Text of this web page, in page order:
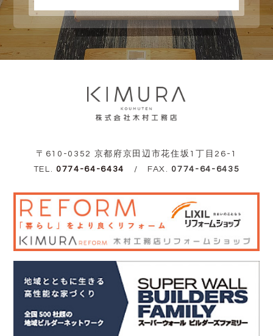
〒610-0352 京都府京田辺市花住坂1丁目26-1
TEL. 0774-64-6434 / FAX. 0774-64-6435